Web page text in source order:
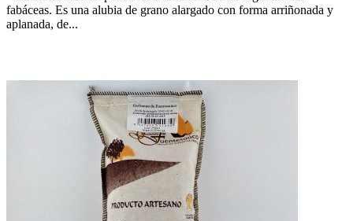
fabáceas. Es una alubia de grano alargado con forma arriñonada y
aplanada, de...